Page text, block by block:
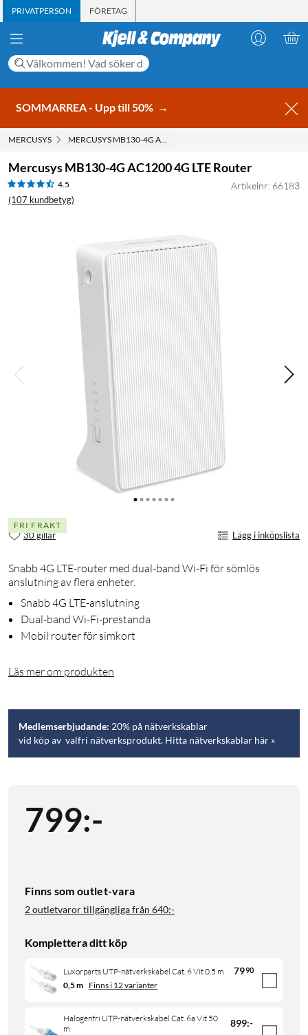
PRIVATPERSON FÖRETAG
SOMMARREA - Upp till 50% →
MERCUSYS MERCUSYS MB130-4G AC1200 4G LTE ROUTER
Mercusys MB130-4G AC1200 4G LTE Router
4.5
(107 kundbetyg)
Artikelnr: 66183
FRI FRAKT
30 gillar Lägg i inköpslista
Snabb 4G LTE-router med dual-band Wi-Fi för sömlös
anslutning av flera enheter.
Snabb 4G LTE-anslutning
Dual-band Wi-Fi-prestanda
Mobil router för simkort
Läs mer om produkten
Medlemserbjudande: 20% på nätverkskablar
vid köp av valfri nätverksprodukt. Hitta nätverkskablar här »
799:-
Finns som outlet-vara
2 outletvaror tillgängliga från 640:-
Komplettera ditt köp
Luxorparts UTP-nätverkskabel Cat. 6 Vit 0,5 m 7990
0,5 m Finns i 12 varianter
Halogenfri UTP-nätverkskabel Cat. 6a Vit 50
m
899:-